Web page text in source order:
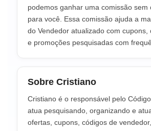
podemos ganhar uma comissão sem
para você. Essa comissão ajuda a
do Vendedor atualizado com cupons,
e promoções pesquisadas com
Sobre Cristiano
Cristiano é o responsável pelo
atua pesquisando, organizando e
ofertas, cupons, códigos de